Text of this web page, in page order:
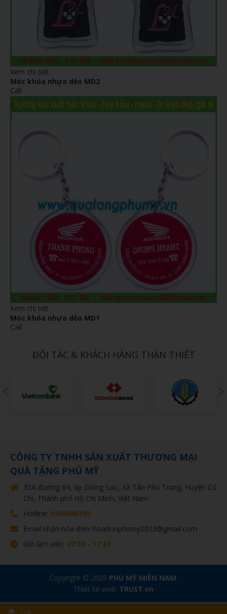
Xem chi tiết
Móc khóa nhựa dẻo MD2
Call
Xem chi tiết
Móc khóa nhựa dẻo MD1
Call
ĐỐI TÁC & KHÁCH HÀNG THÂN THIẾT
CÔNG TY TNHH SẢN XUẤT THƯƠNG MẠI
QUÀ TẶNG PHÚ MỸ
35A đường 64, ấp Giòng Sao, Xã Tân Phú Trung, Huyện Củ
Chi, Thành phố Hồ Chí Minh, Việt Nam
Hotline: 0909946199
Email nhận hóa đơn: hoadonphumy2023@gmail.com
Giờ làm việc: 07:30 - 17:30
Copyright © 2025 PHÚ MỸ MIỀN NAM.
Thiết kế web: TRUST.vn